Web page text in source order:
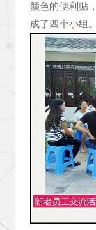
颜色的便利贴
成了四个小组。